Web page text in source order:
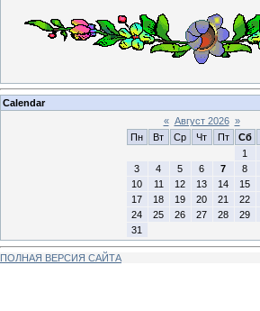
Calendar
« Август 2026 »
Пн
Вт Ср Чт Пт Сб
1
3
4 5 6 7 8
10
11 12 13 14 15
17
18 19 20 21 22
24
25 26 27 28 29
31
ПОЛНАЯ ВЕРСИЯ САЙТА